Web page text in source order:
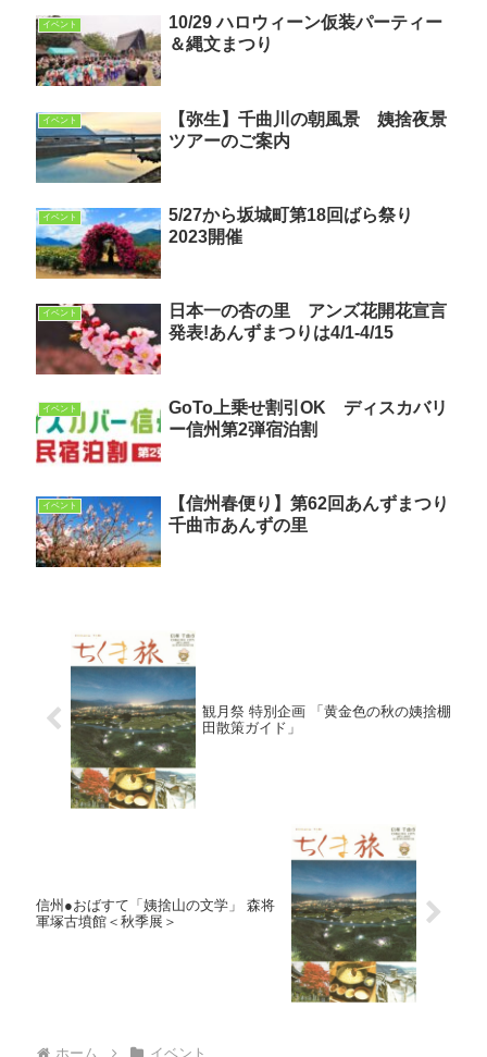
イベント
10/29 ハロウィーン仮装パーティー
＆縄文まつり
イベント
【弥生】千曲川の朝風景 姨捨夜景
ツアーのご案内
イベント
5/27から坂城町第18回ばら祭り
2023開催
イベント
日本一の杏の里 アンズ花開花宣言
発表!あんずまつりは4/1-4/15
イベント
GoTo上乗せ割引OK ディスカバリ
ー信州第2弾宿泊割
イベント
【信州春便り】第62回あんずまつり
千曲市あんずの里
観月祭 特別企画 「黄金色の秋の姨捨棚
田散策ガイド」
信州●おばすて「姨捨山の文学」 森将
軍塚古墳館＜秋季展＞
ホーム イベント